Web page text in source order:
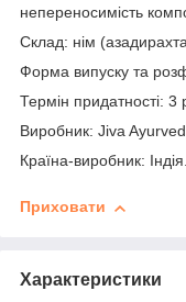
непереносимість
Склад: нім (азадирахта
Форма випуску та
Термін придатності: 3
Виробник: Jiva
Країна-виробник: Індія.
Приховати
Характеристики